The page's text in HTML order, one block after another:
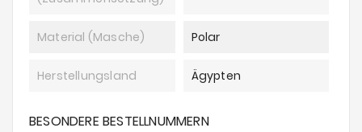
Material (Masche) Polar
Herstellungsland Ägypten
BESONDERE BESTELLNUMMERN